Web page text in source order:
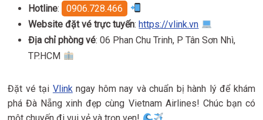
Hotline:
0906.728.466
Website đặt vé trực tuyến:https://vlink.vn
Địa chỉ phòng vé: 06 Phan Chu Trinh, P Tân Sơn Nhì,
TP.HCM
Đặt vé tại Vlinkngay hôm nay và chuẩn bị hành lý để khám
phá Đà Nẵng xinh đẹp cùng Vietnam Airlines! Chúc bạn có